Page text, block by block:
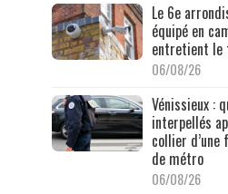
Le 6e
équipé en
entretient le
06/08/26
Vénissieux :
interpellés
collier
de métro
06/08/26